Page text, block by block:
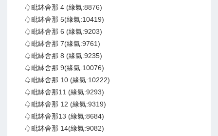
♤毗缽舍那 4 (緣氣:8876)
♤毗缽舍那 5(緣氣:10419)
♤毗缽舍那 6 (緣氣:9203)
♤毗缽舍那 7(緣氣:9761)
♤毗缽舍那 8 (緣氣:9235)
♤毗缽舍那 9(緣氣:10076)
♤毗缽舍那 10 (緣氣:10222)
♤毗缽舍那11 (緣氣:9293)
♤毗缽舍那 12 (緣氣:9319)
♤毗缽舍那13 (緣氣:8684)
♤毗缽舍那 14(緣氣:9082)